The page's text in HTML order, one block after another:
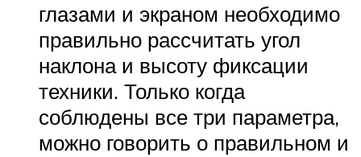
глазами и экраном необходимо
правильно рассчитать угол
наклона и высоту фиксации
техники. Только когда
соблюдены все три параметра,
можно говорить о правильном и